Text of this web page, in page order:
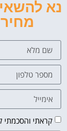
נא
קראתי והסכמתי